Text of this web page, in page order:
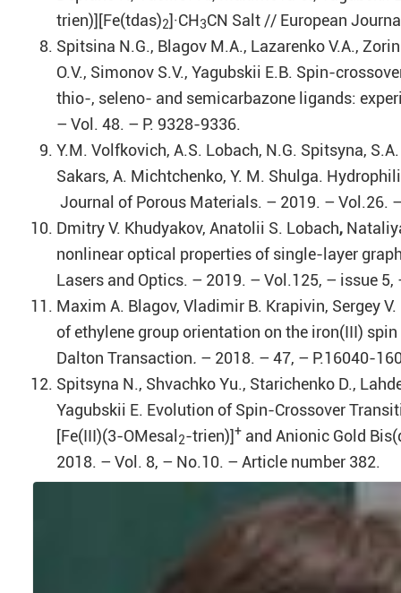
trien)][Fe(tdas)2]·CH3CN Salt // European
Spitsina N.G., Blagov M.A., Lazarenko V.A.,
O.V., Simonov S.V., Yagubskii E.B. Spin-
thio-, seleno- and semicarbazone ligands:
– Vol. 48. – P. 9328-9336.
Y.M. Volfkovich, A.S. Lobach, N.G. Spitsyna,
Sakars, A. Michtchenko, Y. M. Shulga.
Journal of Porous Materials. – 2019. – Vol.26.
Dmitry V. Khudyakov, Anatolii S. Lobach,
nonlinear optical properties of single-layer
Lasers and Optics. – 2019. – Vol.125, – issue
Maxim A. Blagov, Vladimir B. Krapivin, Sergey
of ethylene group orientation on the iron(III)
Dalton Transaction. – 2018. – 47, – P.16040-
Spitsyna N., Shvachko Yu., Starichenko D.,
Yagubskii E. Evolution of Spin-Crossover
[Fe(III)(3-OMesal 2-trien)]+ and Anionic Gold
2018. – Vol. 8, – No.10. – Article number 382.